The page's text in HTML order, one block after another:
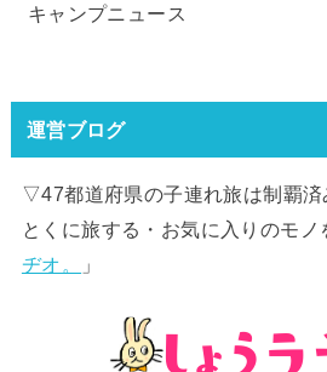
キャンプニュース
運営ブログ
▽47都道府県の子連れ旅は制覇済
とくに旅する・お気に入りのモノ
ヂオ。
」